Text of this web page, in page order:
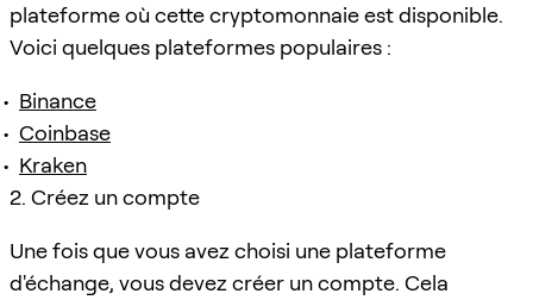
plateforme où cette cryptomonnaie est disponible.
Voici quelques plateformes populaires :
Binance
Coinbase
Kraken
2. Créez un compte
Une fois que vous avez choisi une plateforme
d'échange, vous devez créer un compte. Cela